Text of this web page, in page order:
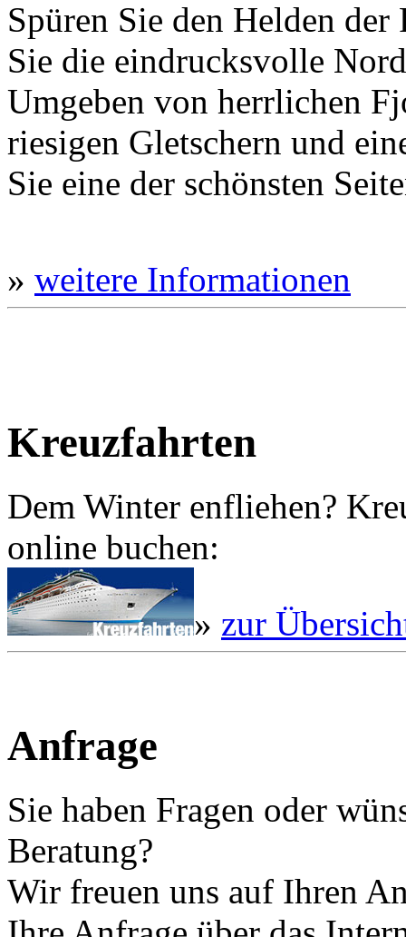
Spüren Sie den Helden
Sie die eindrucksvolle
Umgeben von herrlichen
riesigen Gletschern und
Sie eine der schönsten
» weitere Informationen
Kreuzfahrten
Dem Winter enfliehen?
online buchen:
» zur
Anfrage
Sie haben Fragen oder
Beratung?
Wir freuen uns auf Ihren